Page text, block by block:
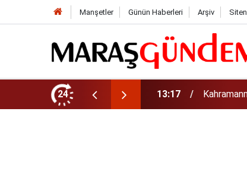
Manşetler Günün Haberleri Arşiv
24
Yol Yatırımı! 13:13